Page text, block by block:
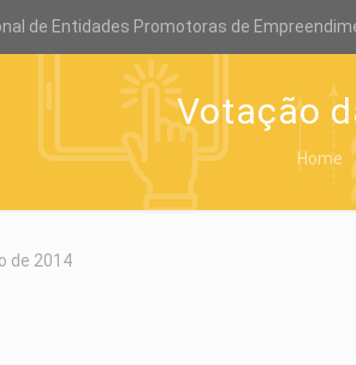
de Entidades Promotoras de
Votação
Home
de 2014